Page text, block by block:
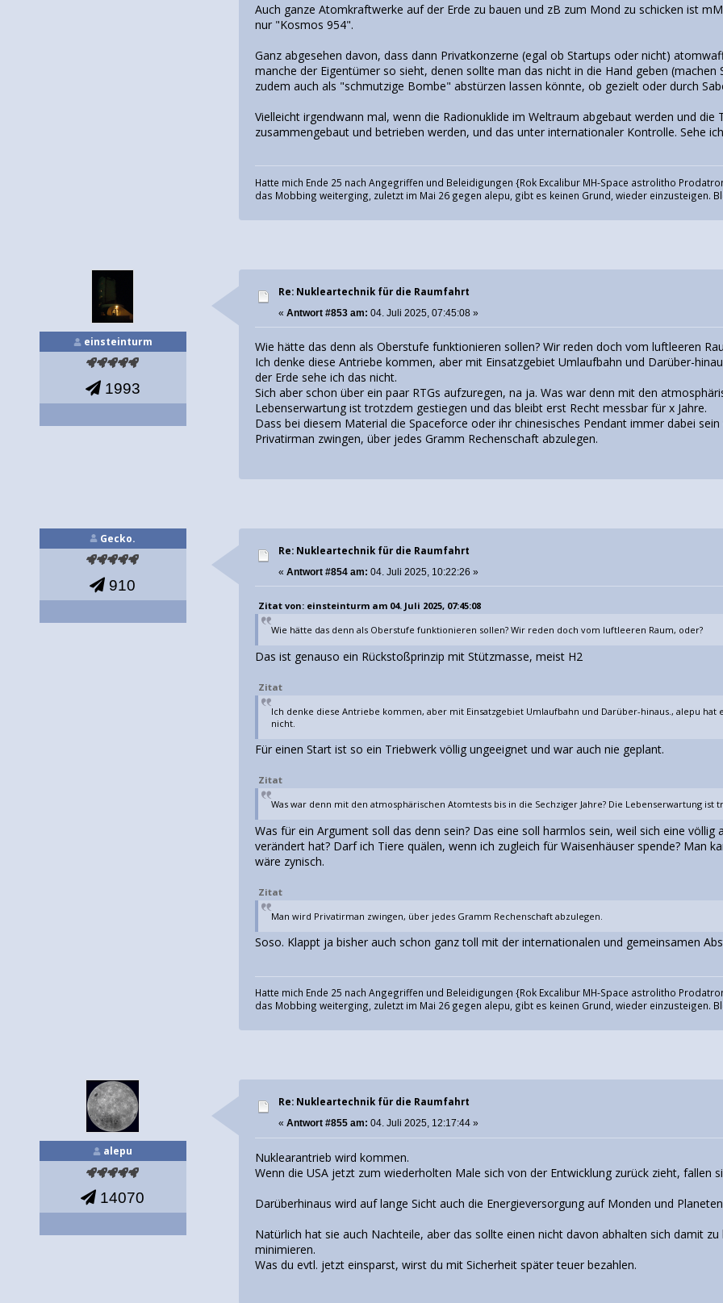
Auch ganze Atomkraftwerke auf der Erde zu bauen und zB zum Mond zu schicken ist
nur "Kosmos 954".
Ganz abgesehen davon, dass dann Privatkonzerne (egal ob Startups oder nicht)
manche der Eigentümer so sieht, denen sollte man das nicht in die Hand geben
zudem auch als "schmutzige Bombe" abstürzen lassen könnte, ob gezielt oder durch
Vielleicht irgendwann mal, wenn die Radionuklide im Weltraum abgebaut werden und
zusammengebaut und betrieben werden, und das unter internationaler Kontrolle. Sehe
Hatte mich Ende 25 nach Angegriffen und Beleidigungen {Rok Excalibur MH-Space astrolitho
das Mobbing weiterging, zuletzt im Mai 26 gegen alepu, gibt es keinen Grund, wieder einzusteigen.
einsteinturm
1993
Re: Nukleartechnik für die Raumfahrt
«Antwort #853 am: 04. Juli 2025, 07:45:08 »
Wie hätte das denn als Oberstufe funktionieren sollen? Wir reden doch vom luftleeren
Ich denke diese Antriebe kommen, aber mit Einsatzgebiet Umlaufbahn und Darüber-
der Erde sehe ich das nicht.
Sich aber schon über ein paar RTGs aufzuregen, na ja. Was war denn mit den
Lebenserwartung ist trotzdem gestiegen und das bleibt erst Recht messbar für x Jahre.
Dass bei diesem Material die Spaceforce oder ihr chinesisches Pendant immer dabei
Privatirman zwingen, über jedes Gramm Rechenschaft abzulegen.
Gecko.
910
Re: Nukleartechnik für die Raumfahrt
«Antwort #854 am: 04. Juli 2025, 10:22:26 »
Zitat von: einsteinturm am 04. Juli 2025, 07:45:08
Wie hätte das denn als Oberstufe funktionieren sollen? Wir reden doch vom luftleeren Raum, oder?
Das ist genauso ein Rückstoßprinzip mit Stützmasse, meist H2
Zitat
Ich denke diese Antriebe kommen, aber mit Einsatzgebiet Umlaufbahn und Darüber-hinaus., alepu hat
nicht.
Für einen Start ist so ein Triebwerk völlig ungeeignet und war auch nie geplant.
Zitat
Was war denn mit den atmosphärischen Atomtests bis in die Sechziger Jahre? Die Lebenserwartung ist
Was für ein Argument soll das denn sein? Das eine soll harmlos sein, weil sich eine
verändert hat? Darf ich Tiere quälen, wenn ich zugleich für Waisenhäuser spende? Man
wäre zynisch.
Zitat
Man wird Privatirman zwingen, über jedes Gramm Rechenschaft abzulegen.
Soso. Klappt ja bisher auch schon ganz toll mit der internationalen und gemeinsamen
Hatte mich Ende 25 nach Angegriffen und Beleidigungen {Rok Excalibur MH-Space astrolitho
das Mobbing weiterging, zuletzt im Mai 26 gegen alepu, gibt es keinen Grund, wieder einzusteigen.
alepu
14070
Re: Nukleartechnik für die Raumfahrt
«Antwort #855 am: 04. Juli 2025, 12:17:44 »
Nuklearantrieb wird kommen.
Wenn die USA jetzt zum wiederholten Male sich von der Entwicklung zurück zieht, fallen
Darüberhinaus wird auf lange Sicht auch die Energieversorgung auf Monden und
Natürlich hat sie auch Nachteile, aber das sollte einen nicht davon abhalten sich damit
minimieren.
Was du evtl. jetzt einsparst, wirst du mit Sicherheit später teuer bezahlen.